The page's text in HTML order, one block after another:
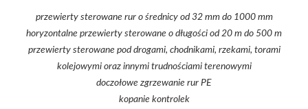
przewierty sterowane rur o średnicy od 32 mm do 1000 mm
horyzontalne przewierty sterowane o długości od 20 m do 500 m
przewierty sterowane pod drogami, chodnikami, rzekami, torami
kolejowymi oraz innymi trudnościami terenowymi
doczołowe zgrzewanie rur PE
kopanie kontrolek